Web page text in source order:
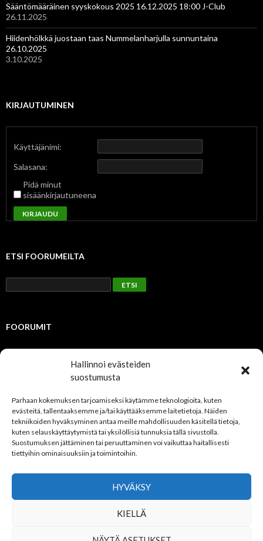
Hallinnoi evästeiden
suostumusta
Parhaan kokemuksen tarjoamiseksi käytämme teknologioita, kuten
evästeitä, tallentaaksemme ja/tai käyttääksemme laitetietoja. Näiden
tekniikoiden hyväksyminen antaa meille mahdollisuuden käsitellä tietoja,
kuten selauskäyttäytymistä tai yksilöllisiä tunnuksia tällä sivustolla.
Suostumuksen jättäminen tai peruuttaminen voi vaikuttaa haitallisesti
tiettyihin ominaisuuksiin ja toimintoihin.
HYVÄKSY
KIELLÄ
Sääntömääräinen syyskokous 2025 16.12.2025 18:00 J-Club
26.11.2025
Hiidenhölkkä juostaan taas Nummelanharjulla sunnuntaina
26.10.2025
3.10.2025
KIRJAUTUMINEN
Käyttäjänimi:
Salasana:
Pidä minut
sisäänkirjautuneena
KIRJAUDU
ETSI FOORUMEILTA
FOORUMIT
Jäsenmaksut 2023
Kevätkokous 2021
NFS uudistaa foorumiaan
VIIMEISIMMÄT VASTAUKSET
Jäsenmaksut 2023